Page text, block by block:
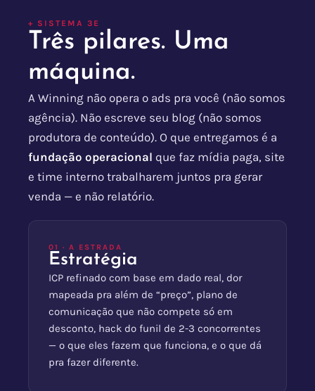
+ SISTEMA 3E
Três pilares. Uma
máquina.
A Winning não opera o ads pra você (não somos
agência). Não escreve seu blog (não somos
produtora de conteúdo). O que entregamos é a
fundação operacional que faz mídia paga, site
e time interno trabalharem juntos pra gerar
venda — e não relatório.
01 · A ESTRADA
Estratégia
ICP refinado com base em dado real, dor
mapeada pra além de “preço”, plano de
comunicação que não compete só em
desconto, hack do funil de 2-3 concorrentes
— o que eles fazem que funciona, e o que dá
pra fazer diferente.